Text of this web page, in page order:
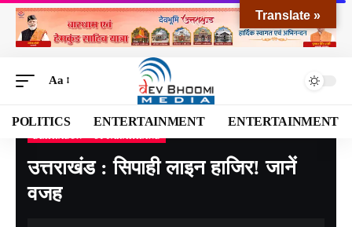
Aa
POLITICS ENTERTAINMENT ENTERTAINMENT
Devbhoomi Media Blog>NATIONAL>UTTARAKHAND> DEHRADUN
उत्तराखंड : सिपाही लाइन हाजिर! जानें
वजह
Translate »